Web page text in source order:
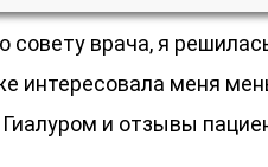
совету врача, я
интересовала меня
и отзывы